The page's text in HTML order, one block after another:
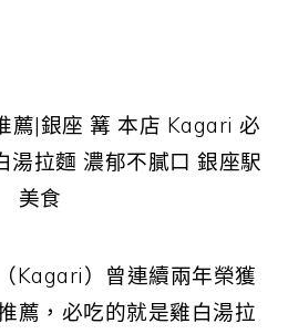
薦|銀座 篝 本店 Kagari 必
湯拉麵 濃郁不膩口 銀座駅
美食
Kagari）曾連續兩年榮獲
薦，必吃的就是雞白湯拉